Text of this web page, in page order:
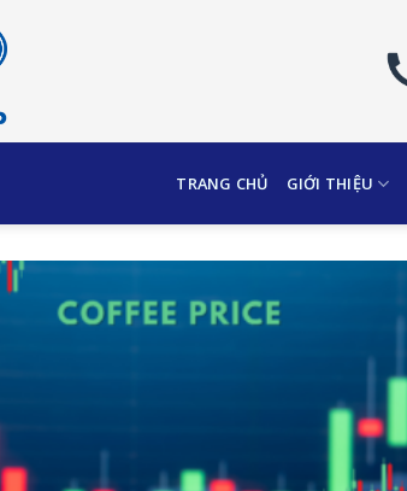
TRANG CHỦ GIỚI THIỆU